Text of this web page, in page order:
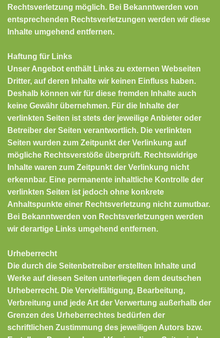
Rechtsverletzung möglich. Bei Bekanntwerden von
entsprechenden Rechtsverletzungen werden wir diese
Inhalte umgehend entfernen.
Haftung für Links
Unser Angebot enthält Links zu externen Webseiten
Dritter, auf deren Inhalte wir keinen Einfluss haben.
Deshalb können wir für diese fremden Inhalte auch
keine Gewähr übernehmen. Für die Inhalte der
verlinkten Seiten ist stets der jeweilige Anbieter oder
Betreiber der Seiten verantwortlich. Die verlinkten
Seiten wurden zum Zeitpunkt der Verlinkung auf
mögliche Rechtsverstöße überprüft. Rechtswidrige
Inhalte waren zum Zeitpunkt der Verlinkung nicht
erkennbar. Eine permanente inhaltliche Kontrolle der
verlinkten Seiten ist jedoch ohne konkrete
Anhaltspunkte einer Rechtsverletzung nicht zumutbar.
Bei Bekanntwerden von Rechtsverletzungen werden
wir derartige Links umgehend entfernen.
Urheberrecht
Die durch die Seitenbetreiber erstellten Inhalte und
Werke auf diesen Seiten unterliegen dem deutschen
Urheberrecht. Die Vervielfältigung, Bearbeitung,
Verbreitung und jede Art der Verwertung außerhalb der
Grenzen des Urheberrechtes bedürfen der
schriftlichen Zustimmung des jeweiligen Autors bzw.